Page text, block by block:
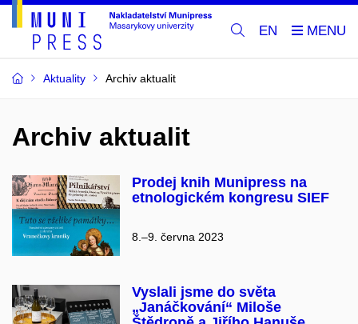
EN
Aktuality Archiv aktualit
Archiv aktualit
Prodej knih Munipress na
etnologickém kongresu SIEF
8.–9. června 2023
Vyslali jsme do světa
„Janáčkování“ Miloše